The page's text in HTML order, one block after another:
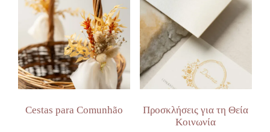
Cestas para Comunhão
Προσκλήσεις για τη Θεία
Κοινωνία